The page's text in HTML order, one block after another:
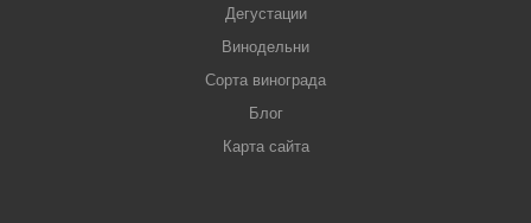
Дегустации
Винодельни
Сорта винограда
Блог
Карта сайта